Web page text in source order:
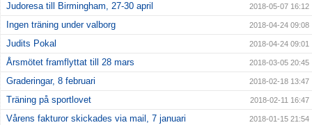
Judoresa till Birmingham, 27-30 april 2018-05-07 16:12
Ingen träning under valborg 2018-04-24 09:08
Judits Pokal 2018-04-24 09:01
Årsmötet framflyttat till 28 mars 2018-03-05 20:45
Graderingar, 8 februari 2018-02-18 13:47
Träning på sportlovet 2018-02-11 16:47
Vårens fakturor skickades via mail, 7 januari 2018-01-15 21:54